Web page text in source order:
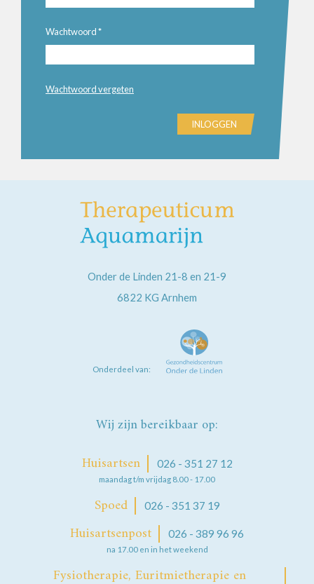
Wachtwoord*
Wachtwoord vergeten
INLOGGEN
Onder de Linden 21-8 en 21-9
6822 KG Arnhem
Onderdeel van:
Wij zijn bereikbaar op:
Huisartsen 026 - 351 27 12
maandag t/m vrijdag 8.00 - 17.00
Spoed 026 - 351 37 19
Huisartsenpost 026 - 389 96 96
na 17.00 en in het weekend
Fysiotherapie, Euritmietherapie en